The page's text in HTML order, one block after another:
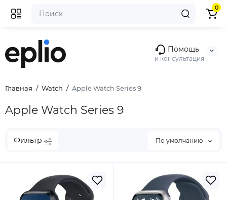
Помощь
и консультация
0
Главная Watch Apple Watch Series 9
Apple Watch Series 9
Фильтр По умолчанию